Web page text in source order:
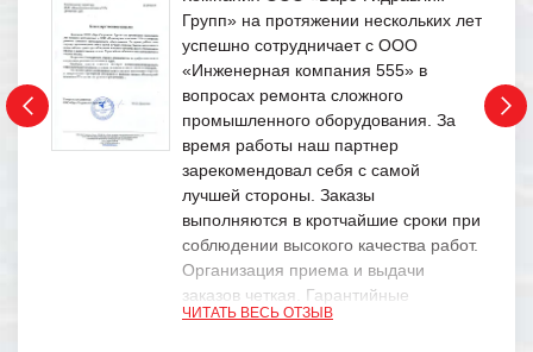
Групп» на протяжении нескольких лет
успешно сотрудничает с ООО
«Инженерная компания 555» в
вопросах ремонта сложного
промышленного оборудования. За
время работы наш партнер
зарекомендовал себя с самой
лучшей стороны. Заказы
выполняются в кротчайшие сроки при
соблюдении высокого качества работ.
Организация приема и выдачи
заказов четкая. Гарантийные
обязательства выполняются в
ЧИТАТЬ ВЕСЬ ОТЗЫВ